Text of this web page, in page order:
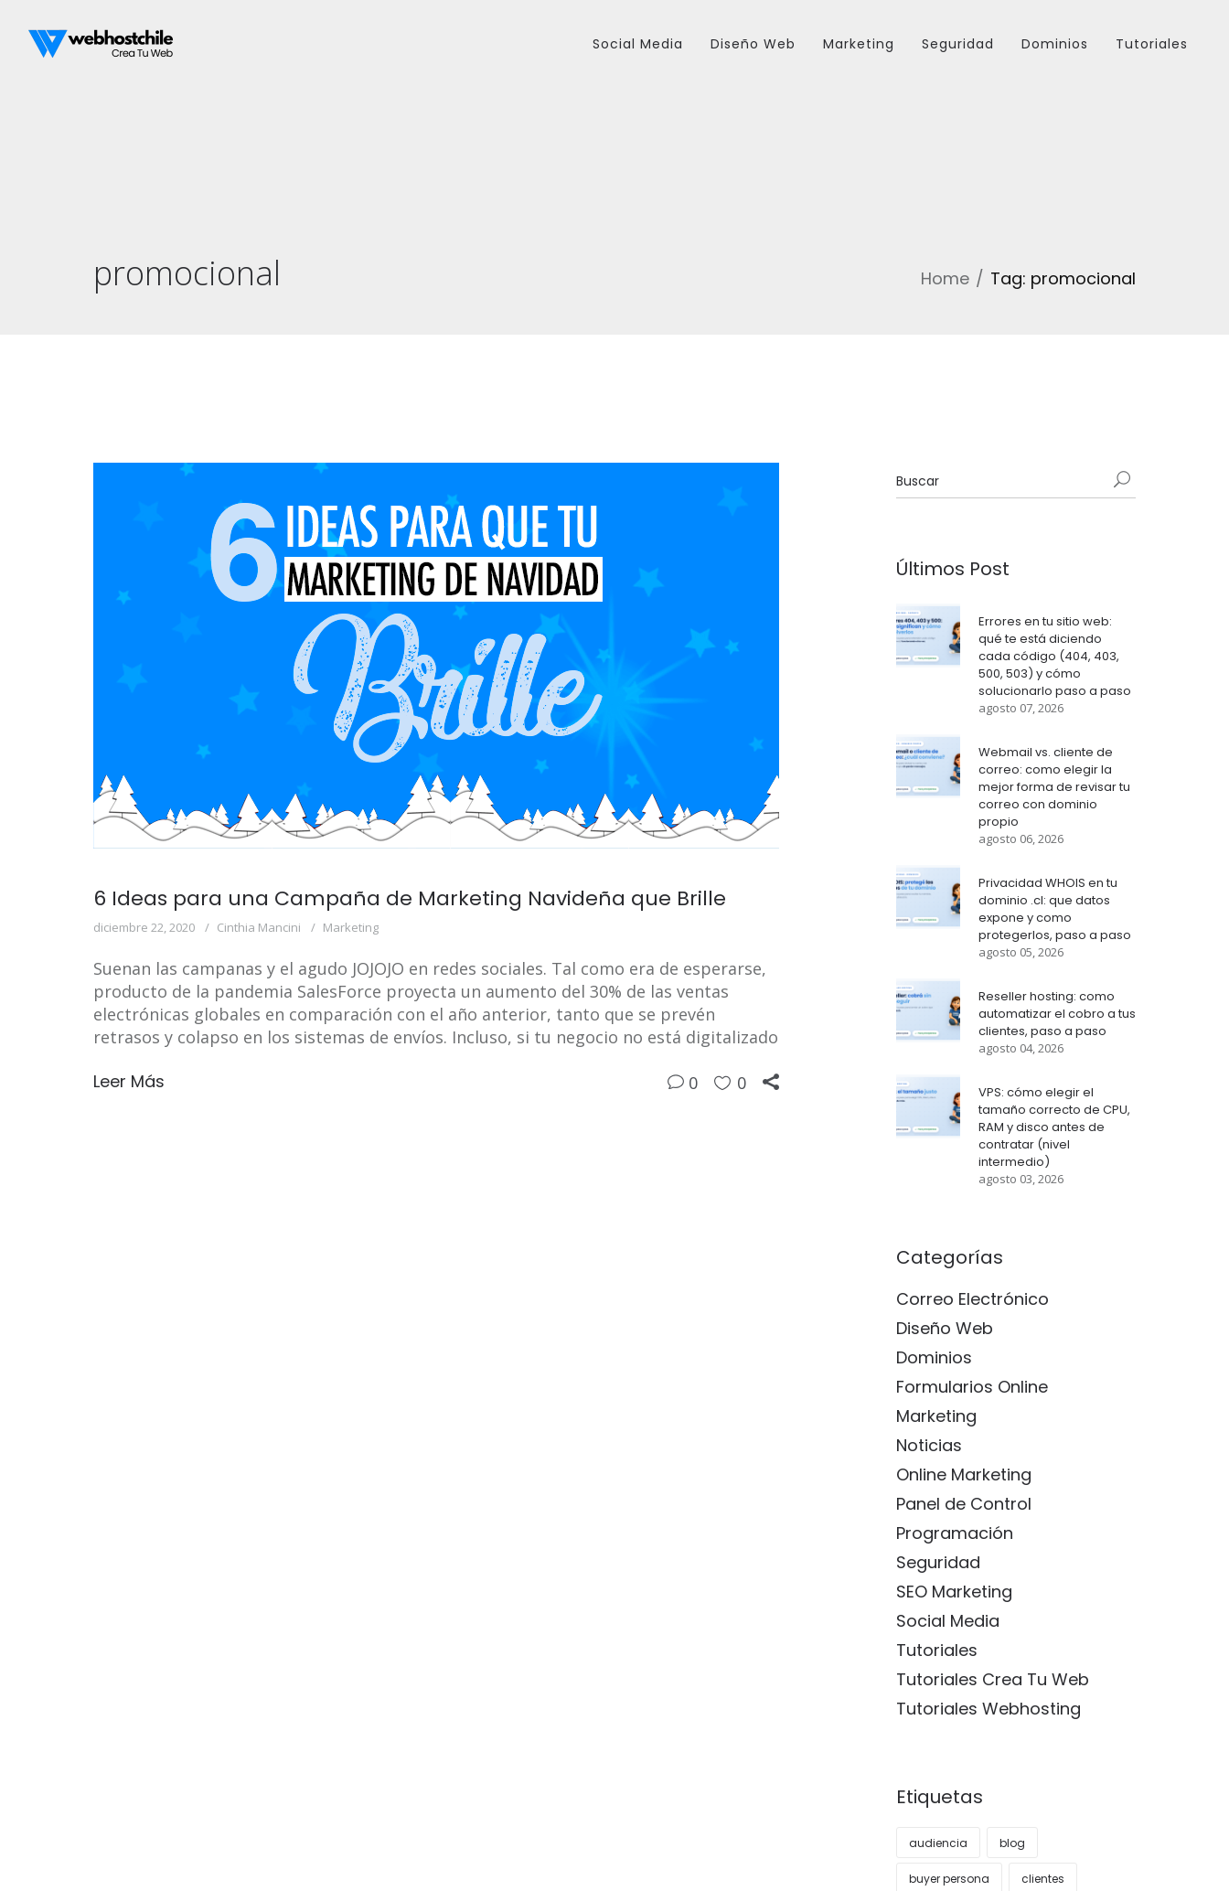
Social Media Diseño Web Marketing Seguridad Dominios Tutoriales
promocional Home Tag: promocional
6 Ideas para una Campaña de Marketing Navideña que Brille
diciembre 22, 2020 Cinthia Mancini Marketing
Suenan las campanas y el agudo JOJOJO en redes sociales. Tal como era de esperarse,
producto de la pandemia SalesForce proyecta un aumento del 30% de las ventas
electrónicas globales en comparación con el año anterior, tanto que se prevén
retrasos y colapso en los sistemas de envíos. Incluso, si tu negocio no está digitalizado
Leer Más 0 0
Últimos Post
Errores en tu sitio web:
qué te está diciendo
cada código (404, 403,
500, 503) y cómo
solucionarlo paso a paso
agosto 07, 2026
Webmail vs. cliente de
correo: como elegir la
mejor forma de revisar tu
correo con dominio
propio
agosto 06, 2026
Privacidad WHOIS en tu
dominio .cl: que datos
expone y como
protegerlos, paso a paso
agosto 05, 2026
Reseller hosting: como
automatizar el cobro a tus
clientes, paso a paso
agosto 04, 2026
VPS: cómo elegir el
tamaño correcto de CPU,
RAM y disco antes de
contratar (nivel
intermedio)
agosto 03, 2026
Categorías
Correo Electrónico
Diseño Web
Dominios
Formularios Online
Marketing
Noticias
Online Marketing
Panel de Control
Programación
Seguridad
SEO Marketing
Social Media
Tutoriales
Tutoriales Crea Tu Web
Tutoriales Webhosting
Etiquetas
audiencia blog
buyer persona clientes